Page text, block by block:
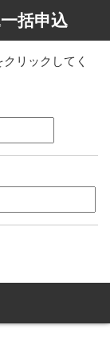
括申込
リックしてく